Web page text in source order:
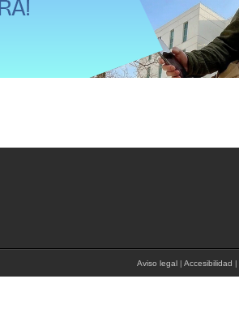
Aviso legal | Accesibilidad |